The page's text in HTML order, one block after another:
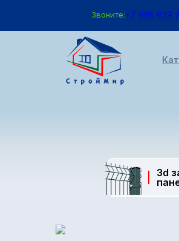
Звоните:+7 965 629
3d